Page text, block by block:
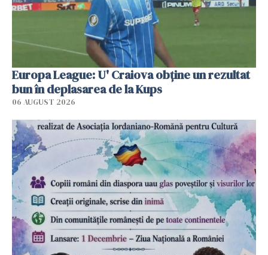
Europa League: U' Craiova obține un rezultat
bun în deplasarea de la Kups
06 AUGUST 2026